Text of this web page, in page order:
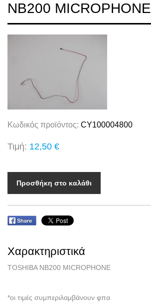
NB200 MICROPHONE
Κωδικός προϊόντος: CY100004800
Τιμή: 12,50 €
Προσθήκη στο καλάθι
Χαρακτηριστικά
TOSHIBA NB200 MICROPHONE
*οι τιμές συμπεριλαμβάνουν φπα